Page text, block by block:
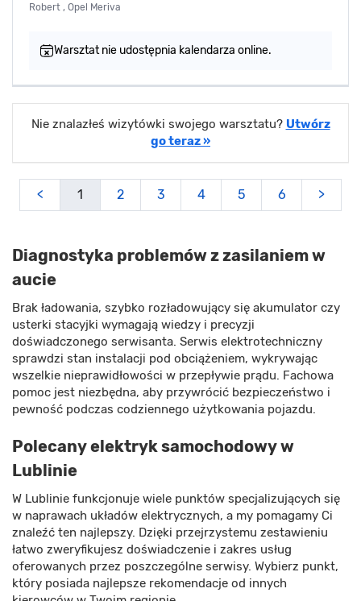
Robert , Opel Meriva
Warsztat nie udostępnia kalendarza online.
Nie znalazłeś wizytówki swojego warsztatu? Utwórz
go teraz »
< 1 2 3 4 5 6 >
Diagnostyka problemów z zasilaniem w
aucie
Brak ładowania, szybko rozładowujący się akumulator czy
usterki stacyjki wymagają wiedzy i precyzji
doświadczonego serwisanta. Serwis elektrotechniczny
sprawdzi stan instalacji pod obciążeniem, wykrywając
wszelkie nieprawidłowości w przepływie prądu. Fachowa
pomoc jest niezbędna, aby przywrócić bezpieczeństwo i
pewność podczas codziennego użytkowania pojazdu.
Polecany elektryk samochodowy w
Lublinie
W Lublinie funkcjonuje wiele punktów specjalizujących się
w naprawach układów elektrycznych, a my pomagamy Ci
znaleźć ten najlepszy. Dzięki przejrzystemu zestawieniu
łatwo zweryfikujesz doświadczenie i zakres usług
oferowanych przez poszczególne serwisy. Wybierz punkt,
który posiada najlepsze rekomendacje od innych